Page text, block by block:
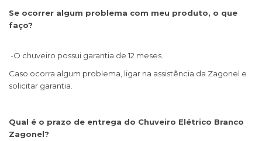
Se ocorrer algum problema com meu produto, o que
faço?
-O chuveiro possui garantia de 12 meses.
Caso ocorra algum problema, ligar na assistência da Zagonel e
solicitar garantia.
Qual é o prazo de entrega do Chuveiro Elétrico Branco
Zagonel?